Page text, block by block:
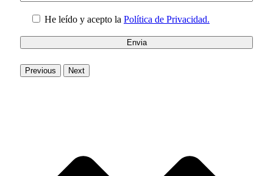
He leído y acepto la Política de Privacidad.
Previous Next